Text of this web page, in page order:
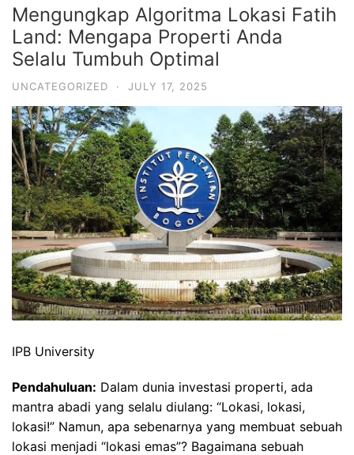
Mengungkap Algoritma Lokasi Fatih
Land: Mengapa Properti Anda
Selalu Tumbuh Optimal
UNCATEGORIZED · JULY 17, 2025
IPB University
Pendahuluan: Dalam dunia investasi properti, ada
mantra abadi yang selalu diulang: “Lokasi, lokasi,
lokasi!” Namun, apa sebenarnya yang membuat sebuah
lokasi menjadi “lokasi emas”? Bagaimana sebuah